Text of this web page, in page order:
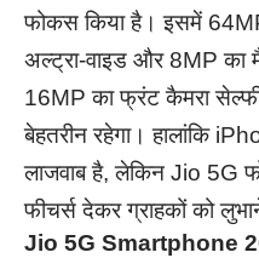
फोकस किया है। इसमें
अल्ट्रा-वाइड और 8MP का
16MP का फ्रंट कैमरा
बेहतरीन रहेगा। हालांकि
लाजवाब है, लेकिन Jio 5G
फीचर्स देकर ग्राहकों को
Jio 5G Smartphone